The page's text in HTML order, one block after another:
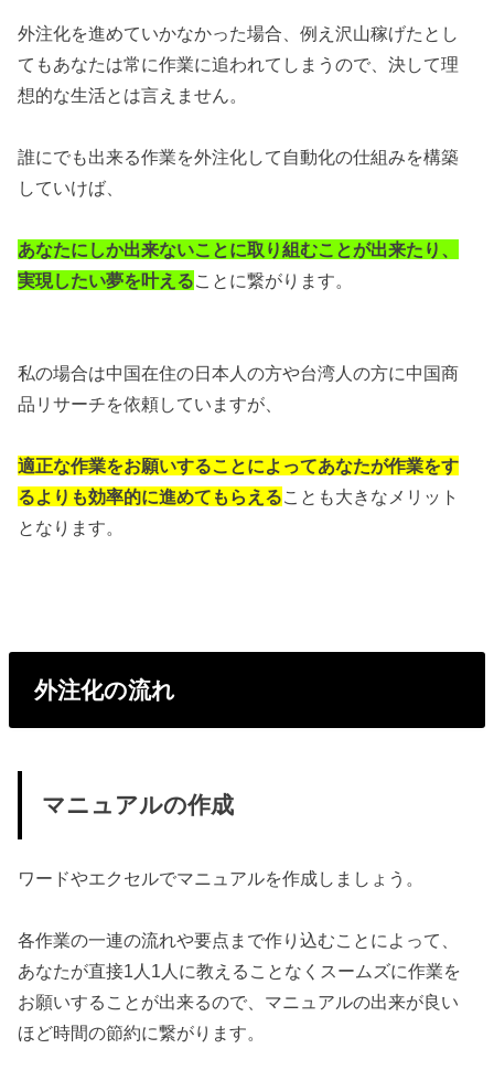
外注化を進めていかなかった場合、例え沢山稼げたとし
てもあなたは常に作業に追われてしまうので、決して理
想的な生活とは言えません。
誰にでも出来る作業を外注化して自動化の仕組みを構築
していけば、
あなたにしか出来ないことに取り組むことが出来たり、
実現したい夢を叶えることに繋がります。
私の場合は中国在住の日本人の方や台湾人の方に中国商
品リサーチを依頼していますが、
適正な作業をお願いすることによってあなたが作業をす
るよりも効率的に進めてもらえることも大きなメリット
となります。
外注化の流れ
マニュアルの作成
ワードやエクセルでマニュアルを作成しましょう。
各作業の一連の流れや要点まで作り込むことによって、
あなたが直接1人1人に教えることなくスームズに作業を
お願いすることが出来るので、マニュアルの出来が良い
ほど時間の節約に繋がります。